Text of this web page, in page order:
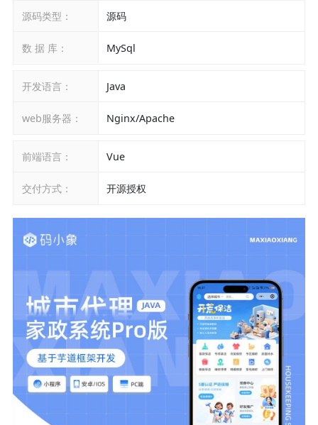
源码类型： 源码
数 据 库： MySql
开发语言： Java
web服务器： Nginx/Apache
前端语言： Vue
交付方式： 开源授权